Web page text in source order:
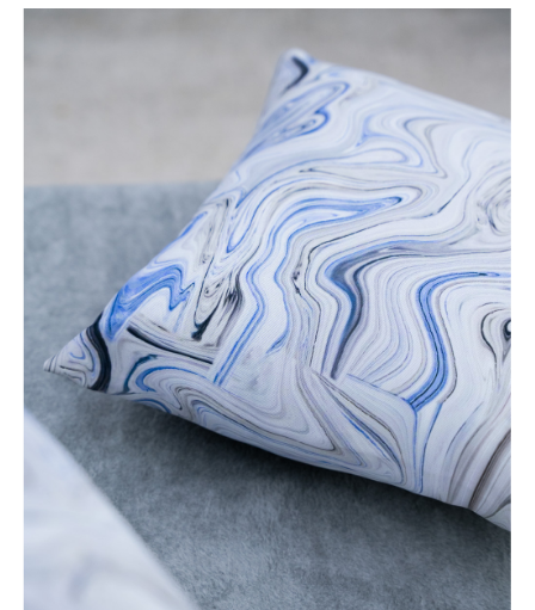
VÍZÁLLÓ PADLÓ
LAMINÁLT PADLÓ
FUTÓSZŐNYEG
LÁBTÖRLŐ
FÜRDŐSZOBA SZŐNYEG
AJÁNDÉK ÖTLETEK
VINYL FALBURKOLAT